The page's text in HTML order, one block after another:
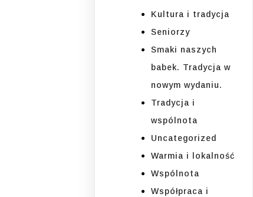
Kultura i tradycja
Seniorzy
Smaki naszych
babek. Tradycja w
nowym wydaniu.
Tradycja i
wspólnota
Uncategorized
Warmia i lokalność
Wspólnota
Współpraca i